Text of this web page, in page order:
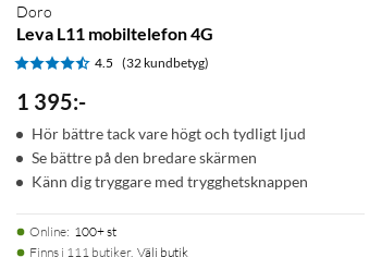
Doro
Leva L11 mobiltelefon 4G
4.5 (32 kundbetyg)
1 395:-
Hör bättre tack vare högt och tydligt ljud
Se bättre på den bredare skärmen
Känn dig tryggare med trygghetsknappen
Online: 100+ st
Finns i 111 butiker. Välj butik